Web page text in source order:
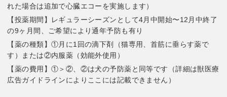
れた場合は追加で心臓エコーを実施します）
【投薬期間】レギュラーシーズンとして4月中開始〜12月中終了
の9ヶ月間、ご希望により通年予防も有り
【薬の種類】①月に1回の滴下剤（猫専用、首筋に垂らす薬で
す）または②内服薬（効能外使用）
【薬の費用】①＞②、②は犬の予防薬と同等です（詳細は獣医療
広告ガイドラインによりここには記載できません）